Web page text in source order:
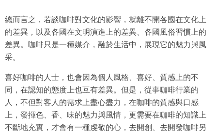
總而言之，若談咖啡對文化的影響，就離不開各國在文化上
的差異，以及各國在文明演進上的差異、各國風俗習慣上的
差異。咖啡只是一種媒介，融於生活中，展現它的魅力與風
采。
喜好咖啡的人士，也會因為個人風格、喜好、質感上的不
同，在認知的態度上也互有差異。但是，從事咖啡行業的
人，不但對客人的需求上盡心盡力，在咖啡的質感與口感
上，發揮色、香、味的魅力與風情，更需要在咖啡的知識上
不斷地充實，才會有一種虔敬的心，去開創、去開發咖啡另